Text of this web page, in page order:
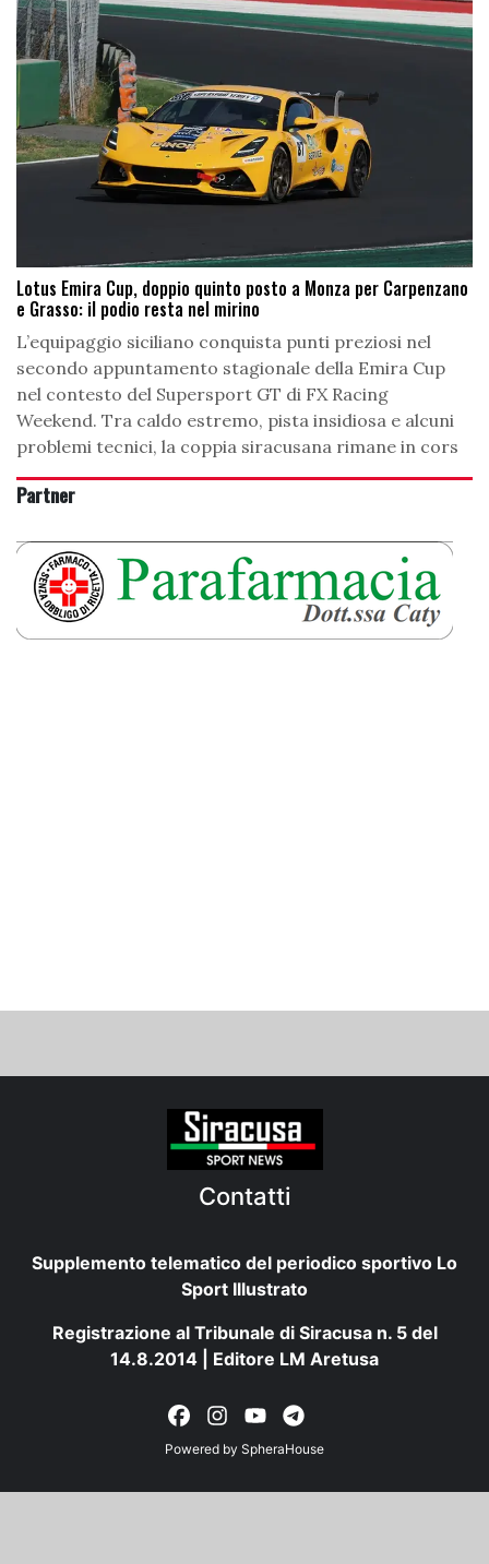
Lotus Emira Cup, doppio quinto posto a Monza per Carpenzano
e Grasso: il podio resta nel mirino
L’equipaggio siciliano conquista punti preziosi nel
secondo appuntamento stagionale della Emira Cup
nel contesto del Supersport GT di FX Racing
Weekend. Tra caldo estremo, pista insidiosa e alcuni
problemi tecnici, la coppia siracusana rimane in cors
Partner
Contatti
Supplemento telematico del periodico sportivo Lo
Sport Illustrato
Registrazione al Tribunale di Siracusa n. 5 del
14.8.2014 | Editore LM Aretusa
Powered by SpheraHouse